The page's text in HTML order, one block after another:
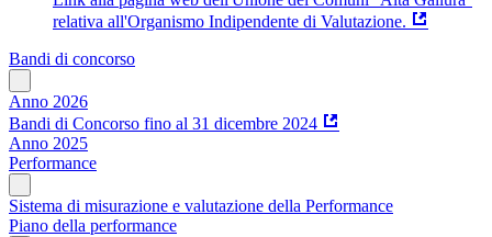
relativa all'Organismo Indipendente di Valutazione.
Bandi di concorso
Anno 2026
Bandi di Concorso fino al 31 dicembre 2024
Anno 2025
Performance
Sistema di misurazione e valutazione della Performance
Piano della performance